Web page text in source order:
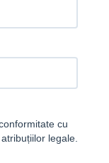
cu
legale.